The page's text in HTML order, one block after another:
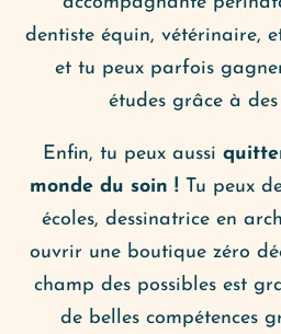
dentiste équin, vétérinaire,
et tu peux parfois
études grâce à des
Enfin, tu peux aussi
monde du soin ! Tu peux
écoles, dessinatrice en
ouvrir une boutique zéro
champ des possibles est
de belles compétences